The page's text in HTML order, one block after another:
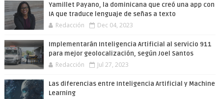
Yamillet Payano, la dominicana que creó una app con
IA que traduce lenguaje de señas a texto
Redacción Dec 04, 2023
Implementarán Inteligencia Artificial al servicio 911
para mejor geolocalización, según Joel Santos
Redacción Jul 27, 2023
Las diferencias entre Inteligencia Artificial y Machine
Learning